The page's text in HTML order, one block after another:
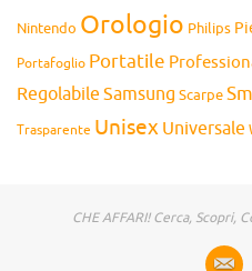
Nintendo Orologio Philips
Portafoglio Portatile
Regolabile Samsung Scarpe
Trasparente Unisex Universale
CHE AFFARI! Cerca, Scopri,